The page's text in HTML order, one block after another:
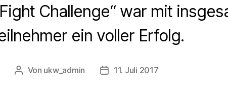
Challenge“ war mit
ein voller Erfolg.
Beitragsautor
Von ukw_admin Veröffentlichungsdatum
11. Juli 2017